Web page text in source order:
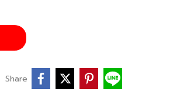
Share